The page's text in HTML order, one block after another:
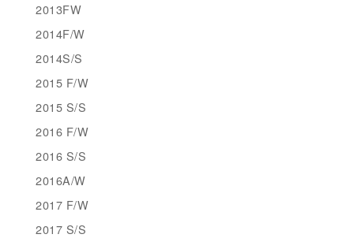
2013FW
2014F/W
2014S/S
2015 F/W
2015 S/S
2016 F/W
2016 S/S
2016A/W
2017 F/W
2017 S/S